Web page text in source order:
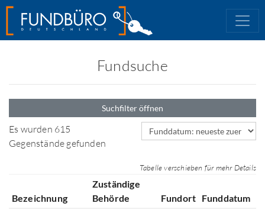
Fundsuche
Suchfilter öffnen
Es wurden 615
Gegenstände gefunden
Sortierfeld
Tabelle verschieben für mehr Details
Bezeichnung
Zuständige
Behörde
Fundort Funddatum